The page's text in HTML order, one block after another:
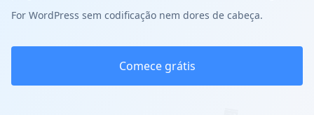
For WordPress sem codificação nem dores de cabeça.
Comece grátis